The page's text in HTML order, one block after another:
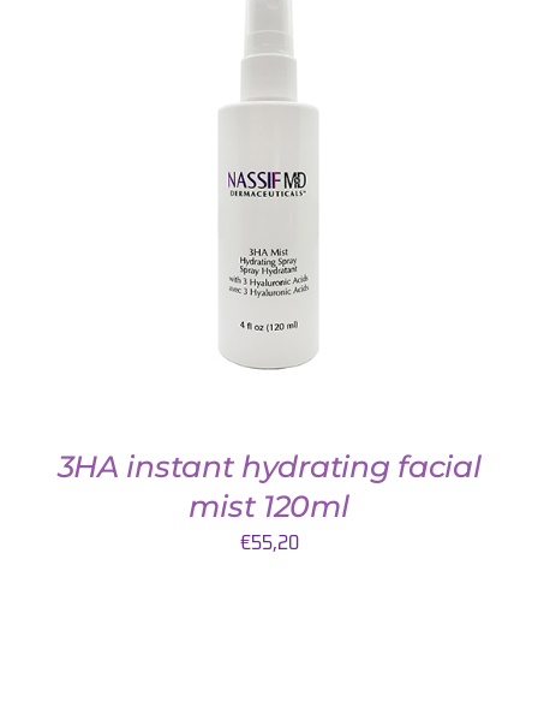
TOEVOEGEN AAN WINKELWAGEN
3HA instant hydrating facial
mist 120ml
€55,20